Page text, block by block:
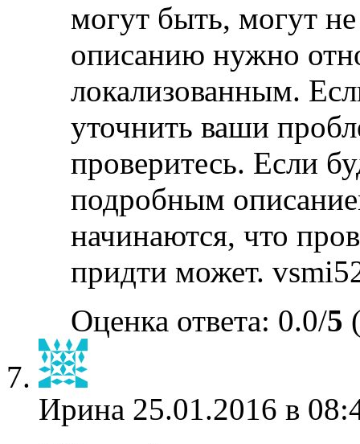
могут быть, могут
описанию нужно
локализованным.
уточнить ваши
проверитесь. Если
подробным
начинаются, что
придти может.
Оценка ответа: 0.0/5
Ирина 25.01.2016 в